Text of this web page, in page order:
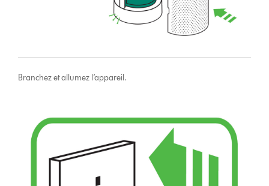
Branchez et allumez l’appareil.